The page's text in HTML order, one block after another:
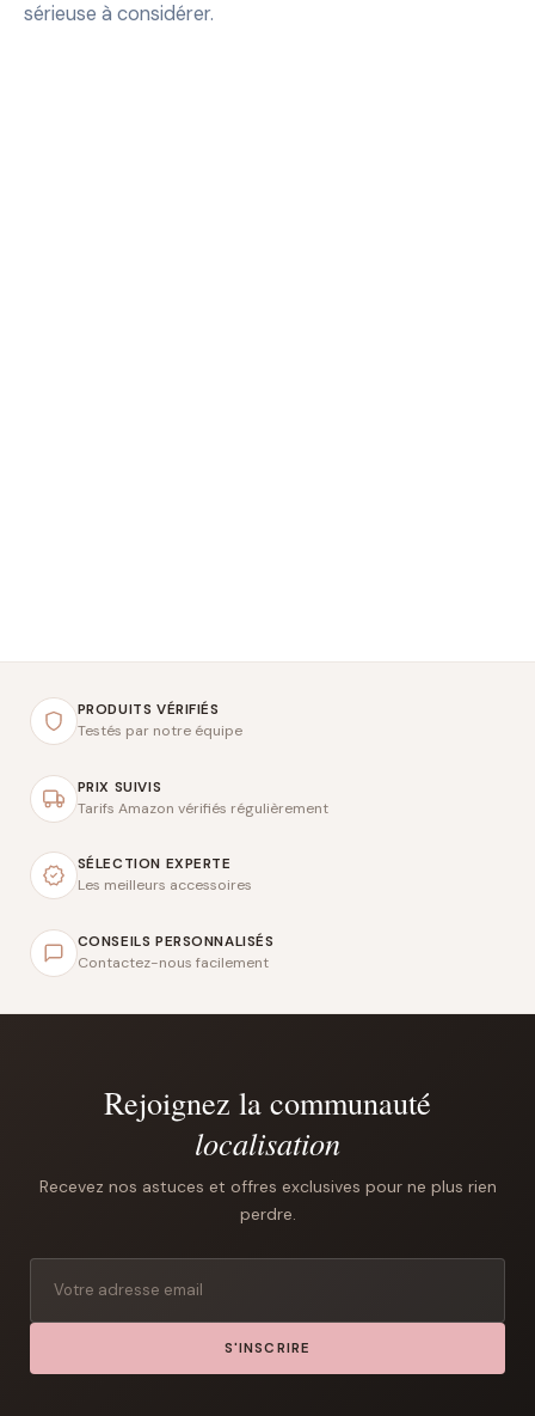
sérieuse à considérer.
PRODUITS VÉRIFIÉS
Testés par notre équipe
PRIX SUIVIS
Tarifs Amazon vérifiés régulièrement
SÉLECTION EXPERTE
Les meilleurs accessoires
CONSEILS PERSONNALISÉS
Contactez-nous facilement
Rejoignez la communauté
localisation
Recevez nos astuces et offres exclusives pour ne plus rien
perdre.
S'INSCRIRE